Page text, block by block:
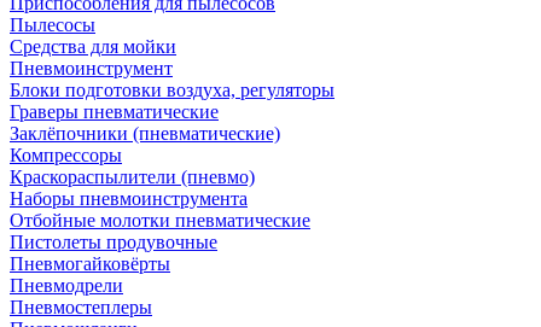
Пылесосы
Средства для мойки
Пневмоинструмент
Блоки подготовки воздуха, регуляторы
Граверы пневматические
Заклёпочники (пневматические)
Компрессоры
Краскораспылители (пневмо)
Наборы пневмоинструмента
Отбойные молотки пневматические
Пистолеты продувочные
Пневмогайковёрты
Пневмодрели
Пневмостеплеры